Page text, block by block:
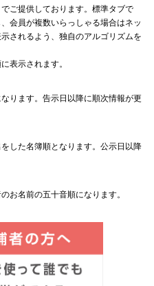
ご提供しております。標準タブで
会員が複数いらっしゃる場合はネッ
されるよう、独自のアルゴリズムを
表示されます。
ります。告示日以降に順次情報が更
した名簿順となります。公示日以降
お名前の五十音順になります。